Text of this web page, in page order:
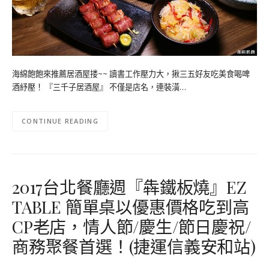
海綿飽飽來推薦居酒屋搂~~ 讀書工作壓力大，揪三五好友吃美食喝啤
酒紓壓！ 『三千子居酒屋』 不僅是店名，連裝潢…
CONTINUE READING
2017台北餐廳週『犇鐵板燒』EZ
TABLE 簡單桌以優惠價格吃到高
CP老店，情人節/慶生/節日慶祝/
商務聚餐首選！(捷運信義安和站)